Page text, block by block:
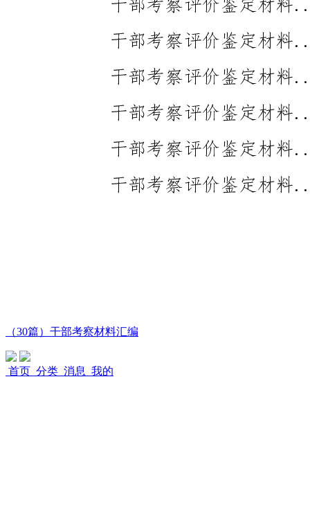
（30篇）干部考察材料汇编
首页 分类 消息 我的